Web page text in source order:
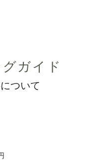
ガイド
ついて